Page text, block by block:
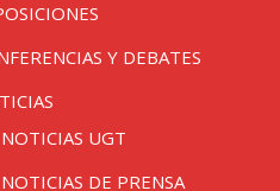
Y DEBATES
NOTICIAS UGT
NOTICIAS DE PRENSA